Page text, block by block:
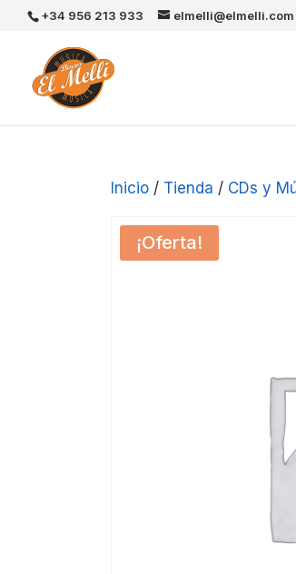
+34 956 213 933 elmelli@elmelli.com
Inicio / Tienda / CDs y
¡Oferta!